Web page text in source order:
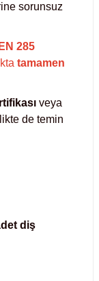
sorunsuz
285
tamamen
veya
de temin
diş